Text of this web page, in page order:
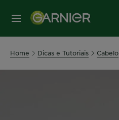
MENU
Home Dicas e Tutoriais Cabelo